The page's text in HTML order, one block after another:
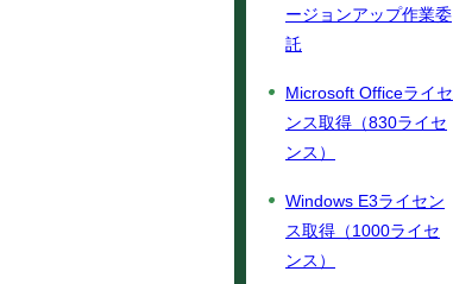
ージョンアップ作業委
託
Microsoft Officeライセ
ンス取得（830ライセ
ンス）
Windows E3ライセン
ス取得（1000ライセ
ンス）